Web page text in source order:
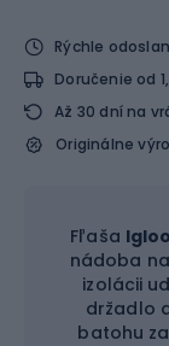
Rýchle
Doručenie od
Až 30 dní na
Originálne
Fľaša
nádoba
izolácii
držadlo
batohu